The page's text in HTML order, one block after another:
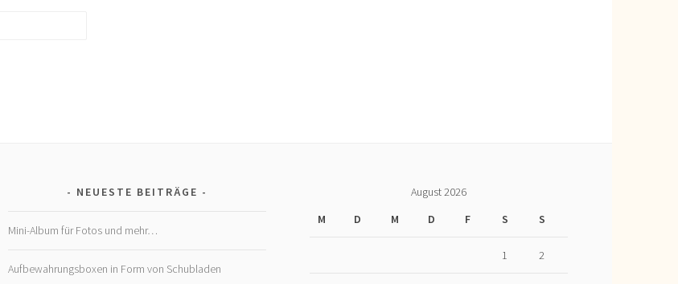
NEUESTE BEITRÄGE
Mini-Album für Fotos und mehr…
Aufbewahrungsboxen in Form von Schubladen
August 2026
M
D M D F S S
1 2